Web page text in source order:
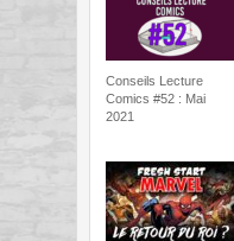
Conseils Lecture
Comics #52 : Mai
2021